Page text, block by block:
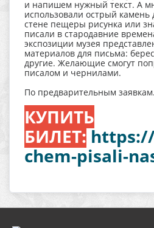
и напишем нужный текст. А
использовали острый
стене пещеры рисунка или
писали в стародавние
экспозиции музея
материалов для письма:
другие. Желающие смогут
писалом и чернилами.
По предварительным
КУПИТЬ
БИЛЕТ:
chem-pisali-